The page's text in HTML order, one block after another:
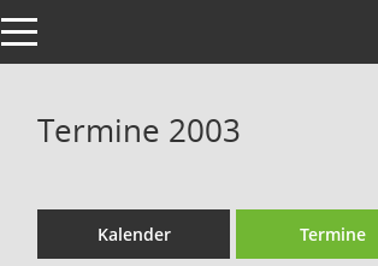
Toggle navigation
Termine 2003
Kalender Termine